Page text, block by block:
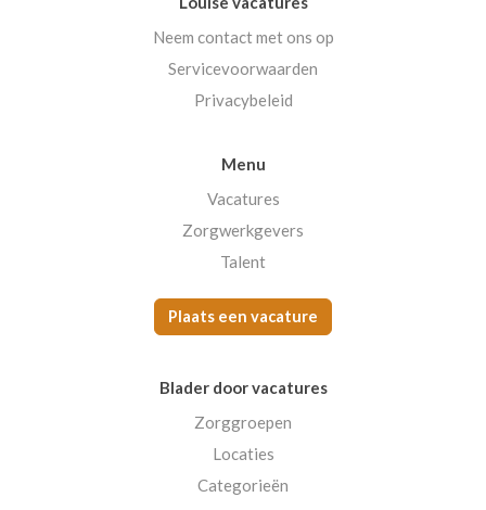
Neem contact met ons op
Servicevoorwaarden
Privacybeleid
Menu
Vacatures
Zorgwerkgevers
Talent
Plaats een vacature
Blader door vacatures
Zorggroepen
Locaties
Categorieën